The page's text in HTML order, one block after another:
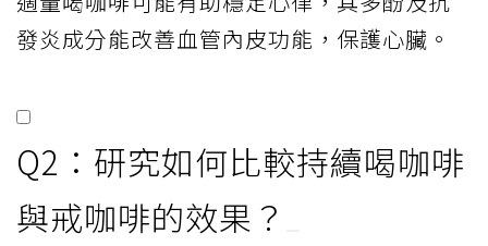
發炎成分能改善血管內皮功能，保護心臟。
Q2：研究如何比較持續喝咖啡
與戒咖啡的效果？